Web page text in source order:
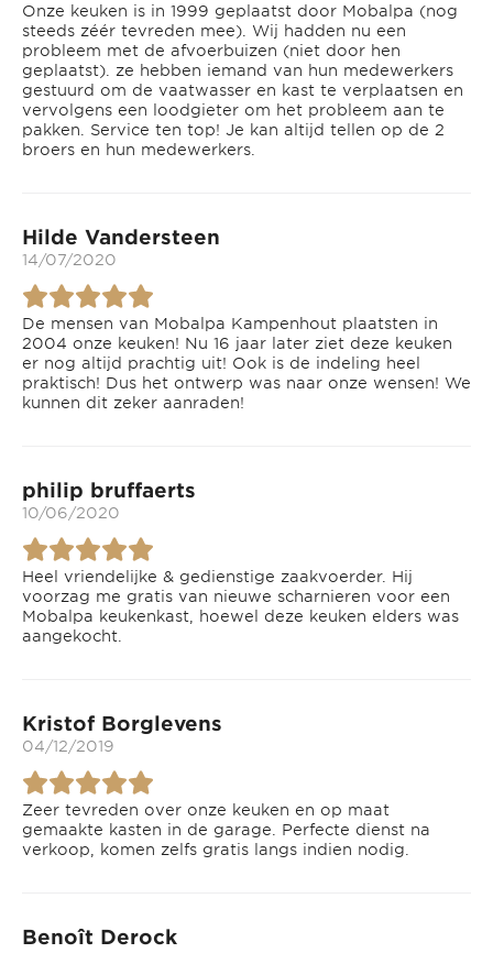
Onze keuken is in 1999 geplaatst door Mobalpa (nog
steeds zéér tevreden mee). Wij hadden nu een
probleem met de afvoerbuizen (niet door hen
geplaatst). ze hebben iemand van hun medewerkers
gestuurd om de vaatwasser en kast te verplaatsen en
vervolgens een loodgieter om het probleem aan te
pakken. Service ten top! Je kan altijd tellen op de 2
broers en hun medewerkers.
Hilde Vandersteen
14/07/2020
De mensen van Mobalpa Kampenhout plaatsten in
2004 onze keuken! Nu 16 jaar later ziet deze keuken
er nog altijd prachtig uit! Ook is de indeling heel
praktisch! Dus het ontwerp was naar onze wensen! We
kunnen dit zeker aanraden!
philip bruffaerts
10/06/2020
Heel vriendelijke & gedienstige zaakvoerder. Hij
voorzag me gratis van nieuwe scharnieren voor een
Mobalpa keukenkast, hoewel deze keuken elders was
aangekocht.
Kristof Borglevens
04/12/2019
Zeer tevreden over onze keuken en op maat
gemaakte kasten in de garage. Perfecte dienst na
verkoop, komen zelfs gratis langs indien nodig.
Benoît Derock